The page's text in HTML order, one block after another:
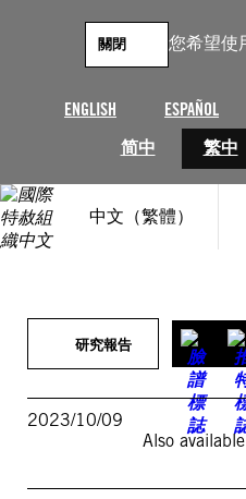
您希望使
ENGLISH ESPAÑOL
简中
繁中
關閉
中文（繁體）
研究報告
2023/10/09
Also